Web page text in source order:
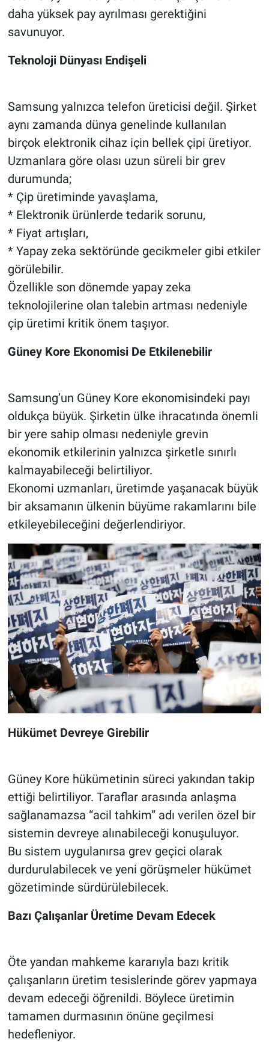
daha yüksek pay ayrılması gerektiğini
savunuyor.
Teknoloji Dünyası Endişeli
Samsung yalnızca telefon üreticisi değil. Şirket
aynı zamanda dünya genelinde kullanılan
birçok elektronik cihaz için bellek çipi üretiyor.
Uzmanlara göre olası uzun süreli bir grev
durumunda;
* Çip üretiminde yavaşlama,
* Elektronik ürünlerde tedarik sorunu,
* Fiyat artışları,
* Yapay zeka sektöründe gecikmeler gibi etkiler
görülebilir.
Özellikle son dönemde yapay zeka
teknolojilerine olan talebin artması nedeniyle
çip üretimi kritik önem taşıyor.
Güney Kore Ekonomisi De Etkilenebilir
Samsung’un Güney Kore ekonomisindeki payı
oldukça büyük. Şirketin ülke ihracatında önemli
bir yere sahip olması nedeniyle grevin
ekonomik etkilerinin yalnızca şirketle sınırlı
kalmayabileceği belirtiliyor.
Ekonomi uzmanları, üretimde yaşanacak büyük
bir aksamanın ülkenin büyüme rakamlarını bile
etkileyebileceğini değerlendiriyor.
Hükümet Devreye Girebilir
Güney Kore hükümetinin süreci yakından takip
ettiği belirtiliyor. Taraflar arasında anlaşma
sağlanamazsa “acil tahkim” adı verilen özel bir
sistemin devreye alınabileceği konuşuluyor.
Bu sistem uygulanırsa grev geçici olarak
durdurulabilecek ve yeni görüşmeler hükümet
gözetiminde sürdürülebilecek.
Bazı Çalışanlar Üretime Devam Edecek
Öte yandan mahkeme kararıyla bazı kritik
çalışanların üretim tesislerinde görev yapmaya
devam edeceği öğrenildi. Böylece üretimin
tamamen durmasının önüne geçilmesi
hedefleniyor.